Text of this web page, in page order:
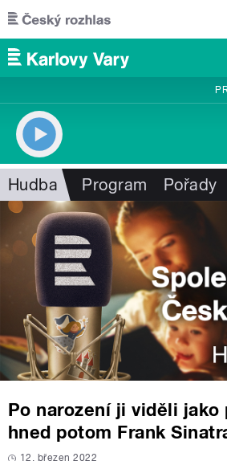
Přejít k hlavnímu obsahu
Hudba Program Pořady
Po narození ji viděli jako
hned potom Frank
12. březen 2022